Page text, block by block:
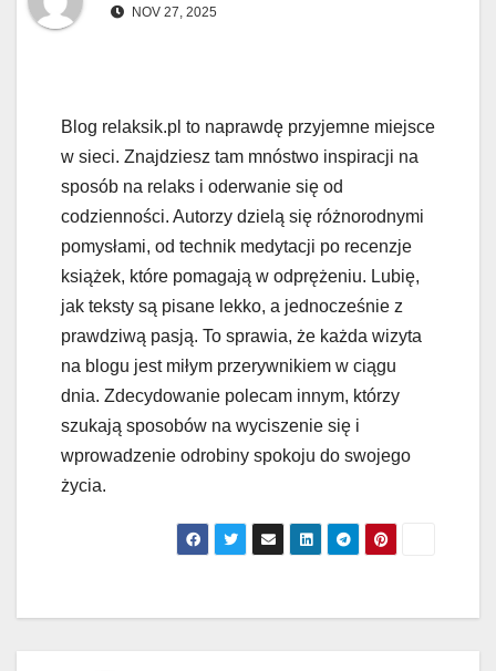
NOV 27, 2025
Blog relaksik.pl to naprawdę przyjemne miejsce
w sieci. Znajdziesz tam mnóstwo inspiracji na
sposób na relaks i oderwanie się od
codzienności. Autorzy dzielą się różnorodnymi
pomysłami, od technik medytacji po recenzje
książek, które pomagają w odprężeniu. Lubię,
jak teksty są pisane lekko, a jednocześnie z
prawdziwą pasją. To sprawia, że każda wizyta
na blogu jest miłym przerywnikiem w ciągu
dnia. Zdecydowanie polecam innym, którzy
szukają sposobów na wyciszenie się i
wprowadzenie odrobiny spokoju do swojego
życia.